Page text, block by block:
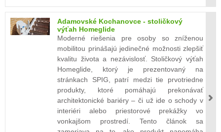
Adamovské Kochanovce - stoličkový
výťah Homeglide
Moderné riešenia pre osoby so zníženou
mobilitou prinášajú jedinečné možnosti zlepšiť
kvalitu života a nezávislosť. Stoličkový výťah
Homeglide, ktorý je prezentovaný na
stránkach SPIG, patrí medzi tie prvotriedne
produkty, ktoré pomáhajú prekonávať
architektonické bariéry – či už ide o schody v
interiéri alebo priestorové prekážky vo
vonkajšom prostredí. Tento článok sa